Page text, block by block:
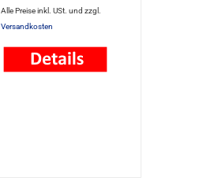
Alle Preise inkl. USt. und zzgl.
Versandkosten